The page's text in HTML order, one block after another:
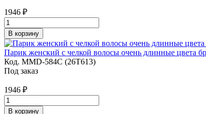
1946 ₽
В корзину
Парик женский с челкой волосы очень длинные цвета
Код. MMD-584С (26T613)
Под заказ
1946 ₽
В корзину